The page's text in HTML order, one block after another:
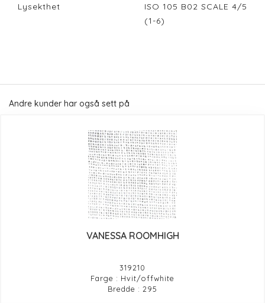
Lysekthet
ISO 105 B02 SCALE 4/5
(1-6)
Andre kunder har også sett på
VANESSA ROOMHIGH
319210
Farge : Hvit/offwhite
Bredde : 295